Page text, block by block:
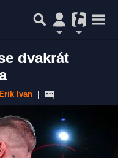
dvakrát
Erik Ivan